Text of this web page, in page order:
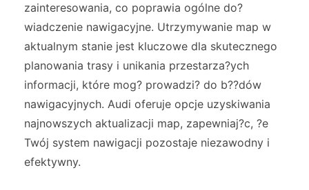
zainteresowania, co poprawia ogólne do?
wiadczenie nawigacyjne. Utrzymywanie map w
aktualnym stanie jest kluczowe dla skutecznego
planowania trasy i unikania przestarza?ych
informacji, które mog? prowadzi? do b??dów
nawigacyjnych. Audi oferuje opcje uzyskiwania
najnowszych aktualizacji map, zapewniaj?c, ?e
Twój system nawigacji pozostaje niezawodny i
efektywny.